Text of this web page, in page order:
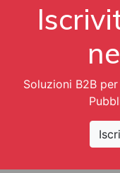
Soluzioni B2B